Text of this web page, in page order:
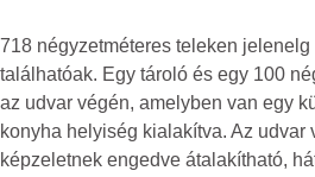
718 négyzetméteres teleken
találhatóak. Egy tároló és egy 100
az udvar végén, amelyben van egy
konyha helyiség kialakítva. Az udvar
képzeletnek engedve átalakítható,